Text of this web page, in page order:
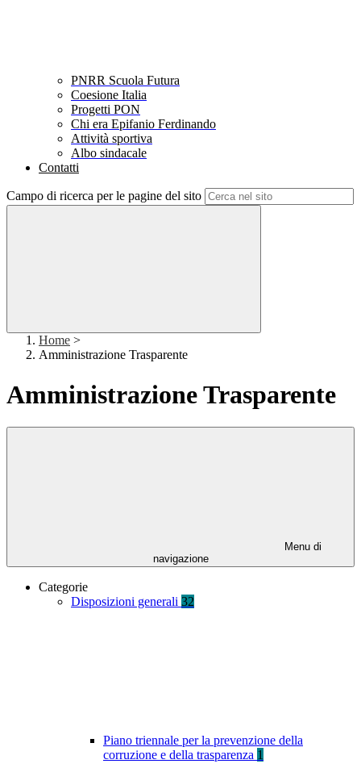
PNRR Scuola Futura
Coesione Italia
Progetti PON
Chi era Epifanio Ferdinando
Attività sportiva
Albo sindacale
Contatti
Campo di ricerca per le pagine del sito
Home >
Amministrazione Trasparente
Amministrazione Trasparente
Menu di
navigazione
Categorie
Disposizioni generali 32
Piano triennale per la prevenzione della
corruzione e della trasparenza 1